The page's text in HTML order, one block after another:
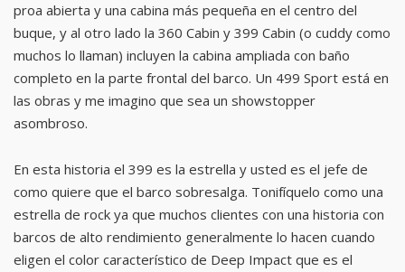
proa abierta y una cabina más pequeña en el centro del
buque, y al otro lado la 360 Cabin y 399 Cabin (o cuddy como
muchos lo llaman) incluyen la cabina ampliada con baño
completo en la parte frontal del barco. Un 499 Sport está en
las obras y me imagino que sea un showstopper
asombroso.
En esta historia el 399 es la estrella y usted es el jefe de
como quiere que el barco sobresalga. Tonifíquelo como una
estrella de rock ya que muchos clientes con una historia con
barcos de alto rendimiento generalmente lo hacen cuando
eligen el color característico de Deep Impact que es el